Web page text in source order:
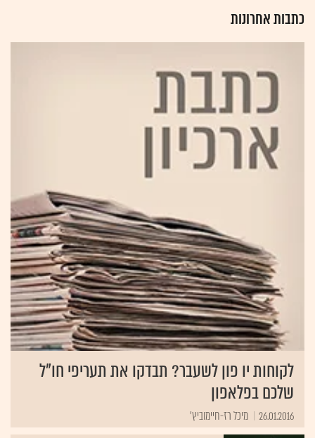
כתבות אחרונות
לקוחות יו פון לשעבר? תבדקו את תעריפי חו"ל
שלכם בפלאפון
26.01.2016 מיכל רז-חיימוביץ'